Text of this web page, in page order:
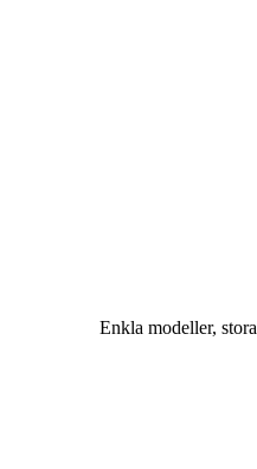
Enkla modeller,